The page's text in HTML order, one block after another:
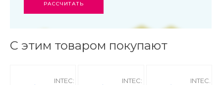
РАССЧИТАТЬ
С этим товаром покупают
INTEC:
INTEC:
INTEC.